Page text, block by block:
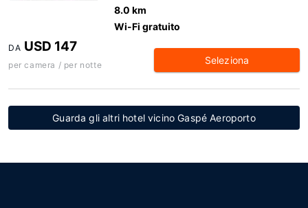
8.0 km
Wi-Fi gratuito
DA USD 147
per camera / per notte Seleziona
Guarda gli altri hotel vicino Gaspé Aeroporto